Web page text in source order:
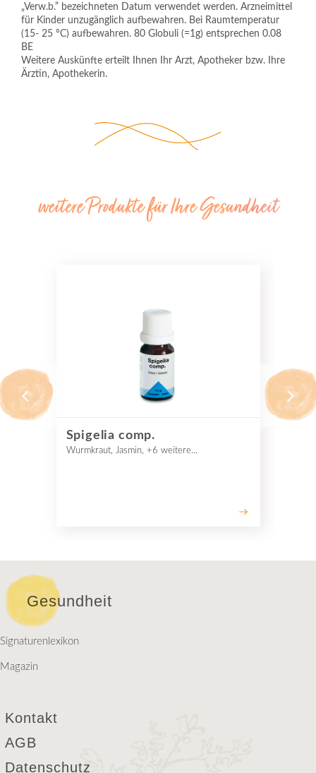
„Verw.b.” bezeichneten Datum verwendet werden. Arzneimittel
für Kinder unzugänglich aufbewahren. Bei Raumtemperatur
(15- 25 °C) aufbewahren. 80 Globuli (=1g) entsprechen 0.08
BE
Weitere Auskünfte erteilt Ihnen Ihr Arzt, Apotheker bzw. Ihre
Ärztin, Apothekerin.
weitere Produkte für Ihre Gesundheit
Spigelia comp.
Wurmkraut, Jasmin, +6 weitere...
Gesundheit
Signaturenlexikon
Magazin
Kontakt
AGB
Datenschutz